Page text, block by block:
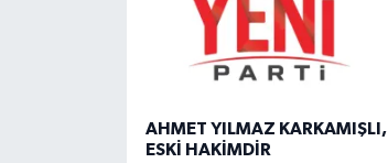
AHMET YILMAZ KARKAMIŞLI,
ESKİ HAKİMDİR